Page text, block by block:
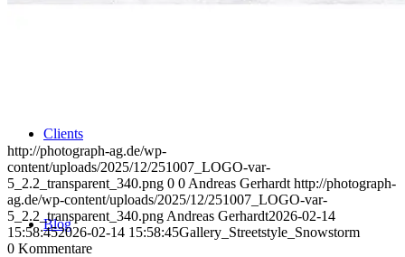
Clients
Blog
http://photograph-ag.de/wp-
content/uploads/2025/12/251007_LOGO-var-
5_2.2_transparent_340.png 0 0 Andreas Gerhardt http://photograph-
ag.de/wp-content/uploads/2025/12/251007_LOGO-var-
5_2.2_transparent_340.png Andreas Gerhardt2026-02-14
15:58:452026-02-14 15:58:45Gallery_Streetstyle_Snowstorm
0 Kommentare